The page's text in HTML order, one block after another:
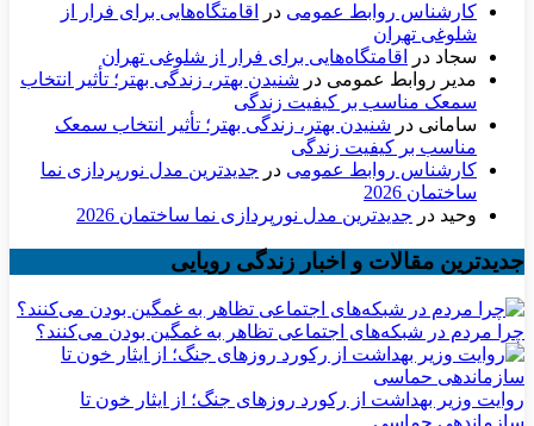
کارشناس روابط عمومی در
اقامتگاه‌هایی برای فرار از
شلوغی تهران
سجاد در
اقامتگاه‌هایی برای فرار از شلوغی تهران
مدیر روابط عمومی در شنیدن بهتر، زندگی بهتر؛ تأثیر انتخاب
سمعک مناسب بر کیفیت زندگی
سامانی در شنیدن بهتر، زندگی بهتر؛ تأثیر انتخاب سمعک
مناسب بر کیفیت زندگی
کارشناس روابط عمومی در جدیدترین مدل نورپردازی نما
ساختمان 2026
وحید در جدیدترین مدل نورپردازی نما ساختمان 2026
جدیدترین مقالات و اخبار زندگی رویایی
چرا مردم در شبکه‌های اجتماعی تظاهر به غمگین بودن می‌کنند؟
روایت وزیر بهداشت از رکورد روزهای جنگ؛ از ایثار خون تا
سازماندهی حماسی